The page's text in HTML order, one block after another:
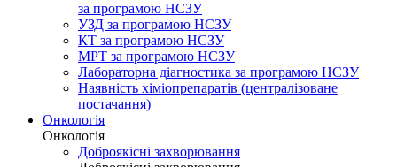
за програмою НСЗУ
УЗД за програмою НСЗУ
КТ за програмою НСЗУ
МРТ за програмою НСЗУ
Лабораторна діагностика за програмою НСЗУ
Наявність хіміопрепаратів (централізоване
постачання)
Онкологія
Онкологія
Доброякісні захворювання